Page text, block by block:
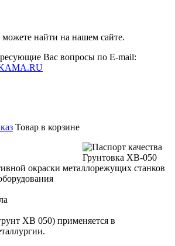
найти на нашем сайте.
Вас вопросы по E-mail:
Товар в корзине
окраски металлорежущих станков
ХВ 050) применяется в